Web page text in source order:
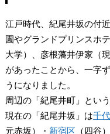
江戸時代、紀尾井坂の付
園やグランドプリンスホ
大学）、彦根藩井伊家（
があったことから、一字
うになりました。
周辺の「紀尾井町」とい
現在の「紀尾井坂」は千
元赤坂）・ 新宿区 （四谷